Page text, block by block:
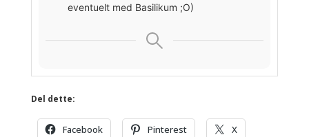
eventuelt med Basilikum ;O)
Del dette:
Facebook Pinterest X